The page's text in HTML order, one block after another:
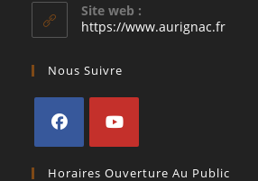
application
Site web :
https://www.aurignac.fr
Nous Suivre
Horaires Ouverture Au Public